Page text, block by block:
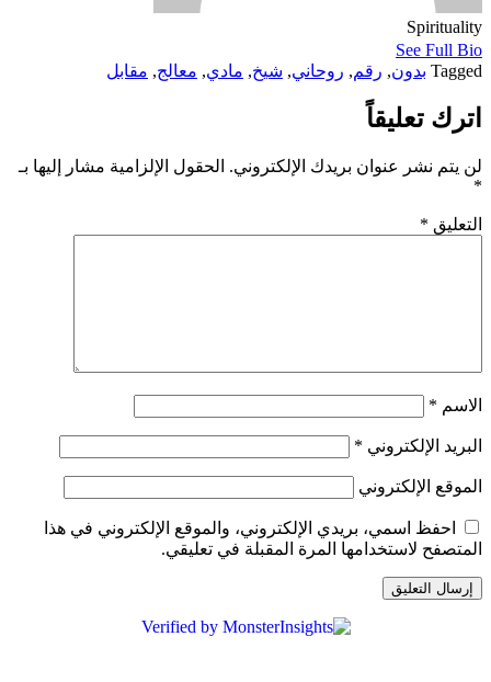
See Full
بدون,رقم,روحاني, شيخ,مادي,معالج,مقابل
تعليقاً
يتم نشر عنوان بريدك الإلكتروني. الحقول الإلزامية مشار إليها بـ
*
*
الإلكتروني *
الإلكتروني
احفظ اسمي، بريدي الإلكتروني، والموقع الإلكتروني في هذا
لاستخدامها المرة المقبلة في تعليقي.